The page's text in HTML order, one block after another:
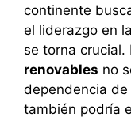
continente
el liderazgo en
se torna crucial.
renovables no
dependencia
también podría